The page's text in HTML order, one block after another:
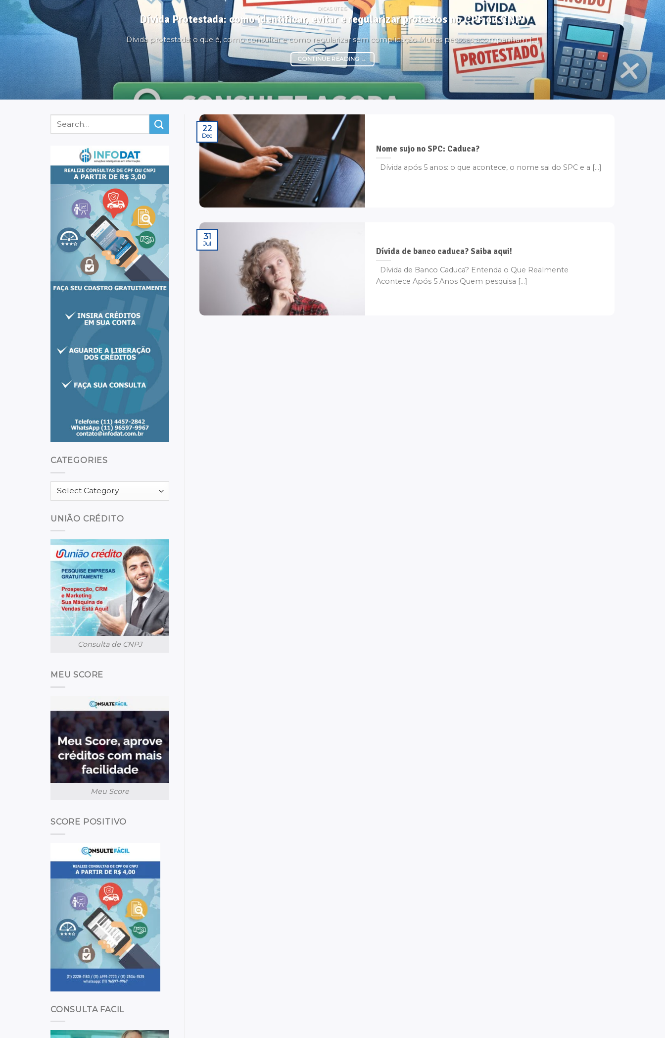
DICAS ÚTEIS
Dívida Protestada: como identificar, evitar e regularizar protestos no CPF ou CNPJ
Dívida protestada: o que é, como consultar e como regularizar sem complicação Muitas pessoas acompanham [...]
CONTINUE READING→
CATEGORIES
Categories
UNIÃO CRÉDITO
Consulta de CNPJ
MEU SCORE
Meu Score
SCORE POSITIVO
CONSULTA FACIL
Nome sujo no SPC: Caduca?
Dívida após 5 anos: o que acontece, o nome sai do SPC e a [...]
22
Dec
Dívida de banco caduca? Saiba aqui!
Dívida de Banco Caduca? Entenda o Que Realmente
Acontece Após 5 Anos Quem pesquisa [...]
31
Jul